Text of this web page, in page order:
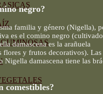
negro?
familia y género (Nigella),
es el comino negro
damascena es la arañuela
flores y frutos decorativos). Las
damascena tiene las
comestibles?